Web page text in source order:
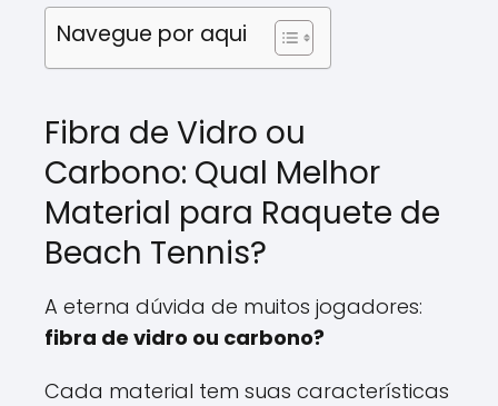
Navegue por aqui
Fibra de Vidro ou
Carbono: Qual Melhor
Material para Raquete de
Beach Tennis?
A eterna dúvida de muitos jogadores:
fibra de vidro ou carbono?
Cada material tem suas características